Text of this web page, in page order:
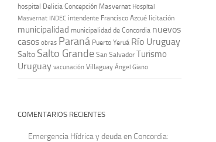
hospital Delicia Concepción Masvernat Hospital
Masvernat INDEC intendente Francisco Azcué licitación
municipalidad municipalidad de Concordia nuevos
casos obras Paraná Puerto Yeruá Río Uruguay
Salto Salto Grande San Salvador Turismo
Uruguay vacunación Villaguay Ángel Giano
COMENTARIOS RECIENTES
Emergencia Hídrica y deuda en Concordia: